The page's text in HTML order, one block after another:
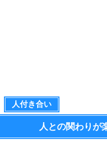
人付き合い
人との関わりが